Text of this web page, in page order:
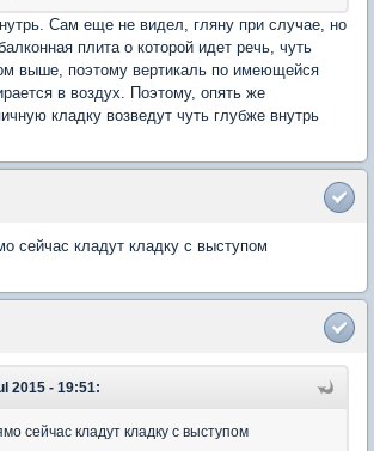
Сам еще не видел, гляну при случае, но
плита о которой идет речь, чуть
выше, поэтому вертикаль по имеющейся
в воздух. Поэтому, опять же
кладку возведут чуть глубже внутрь
сейчас кладут кладку с выступом
2015 - 19:51:
сейчас кладут кладку с выступом